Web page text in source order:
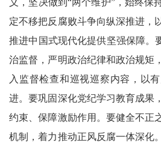
义，坚决做到“两个维护”，始终保
定不移把反腐败斗争向纵深推进，
推进中国式现代化提供坚强保障。
治监督，严明政治纪律和政治规矩
入监督检查和巡视巡察内容，以
进。要巩固深化党纪学习教育成果
约束、保障激励作用。要健全不正
机制，着力推动正风反腐一体深化